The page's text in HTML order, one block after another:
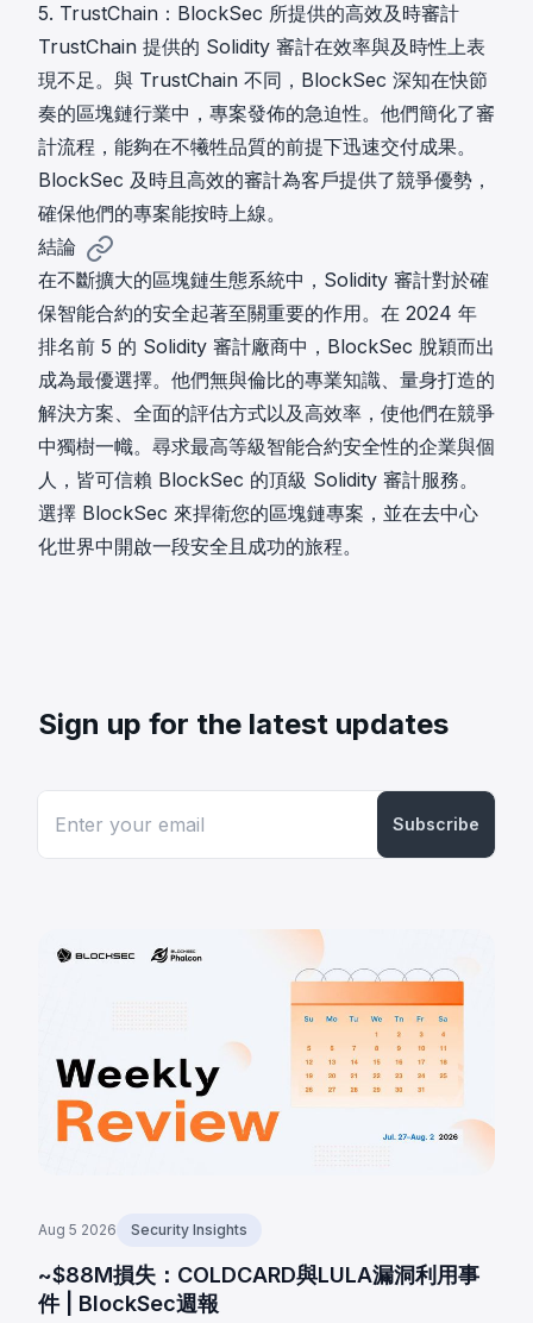
5. TrustChain：BlockSec 所提供的高效及時審計
TrustChain 提供的 Solidity 審計在效率與及時性上表
現不足。與 TrustChain 不同，BlockSec 深知在快節
奏的區塊鏈行業中，專案發佈的急迫性。他們簡化了審
計流程，能夠在不犧牲品質的前提下迅速交付成果。
BlockSec 及時且高效的審計為客戶提供了競爭優勢，
確保他們的專案能按時上線。
結論
在不斷擴大的區塊鏈生態系統中，Solidity 審計對於確
保智能合約的安全起著至關重要的作用。在 2024 年
排名前 5 的 Solidity 審計廠商中，BlockSec 脫穎而出
成為最優選擇。他們無與倫比的專業知識、量身打造的
解決方案、全面的評估方式以及高效率，使他們在競爭
中獨樹一幟。尋求最高等級智能合約安全性的企業與個
人，皆可信賴 BlockSec 的頂級 Solidity 審計服務。
選擇 BlockSec 來捍衛您的區塊鏈專案，並在去中心
化世界中開啟一段安全且成功的旅程。
Sign up for the latest updates
Subscribe
Aug 5 2026 Security Insights
~$88M損失：COLDCARD與LULA漏洞利用事
件 | BlockSec週報